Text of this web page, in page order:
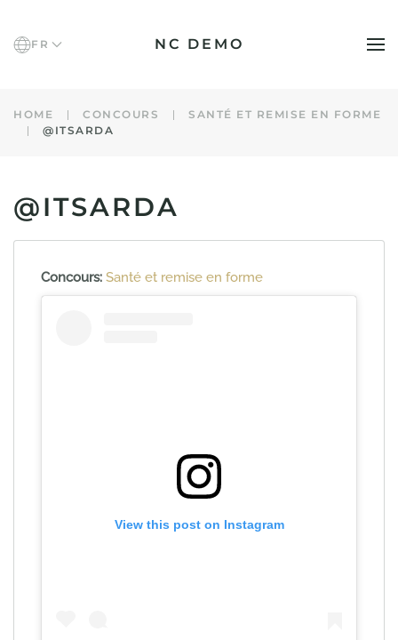
Accéder au contenu principal
FR NC DEMO
HOME CONCOURS
SANTÉ ET REMISE EN FORME
@ITSARDA
@ITSARDA
Concours: Santé et remise en forme
View this post on Instagram